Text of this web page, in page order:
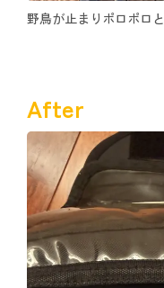
野鳥が止まりポロポロ
After